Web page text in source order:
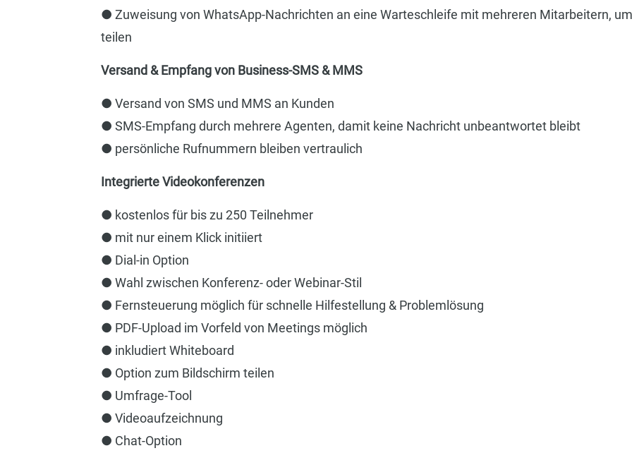
● Zuweisung von WhatsApp-Nachrichten an eine Warteschleife mit mehreren Mitarbeitern,
teilen
Versand & Empfang von Business-SMS & MMS
● Versand von SMS und MMS an Kunden
● SMS-Empfang durch mehrere Agenten, damit keine Nachricht unbeantwortet bleibt
● persönliche Rufnummern bleiben vertraulich
Integrierte Videokonferenzen
● kostenlos für bis zu 250 Teilnehmer
● mit nur einem Klick initiiert
● Dial-in Option
● Wahl zwischen Konferenz- oder Webinar-Stil
● Fernsteuerung möglich für schnelle Hilfestellung & Problemlösung
● PDF-Upload im Vorfeld von Meetings möglich
● inkludiert Whiteboard
● Option zum Bildschirm teilen
● Umfrage-Tool
● Videoaufzeichnung
● Chat-Option